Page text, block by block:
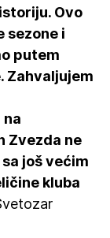
Ovo
sezone i
putem
Zahvaljujem
Zvezda ne
još većim
kluba